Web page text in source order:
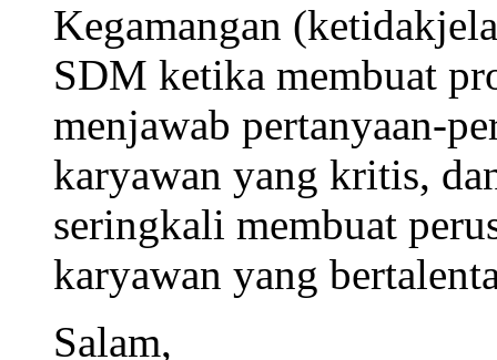
Kegamangan
SDM ketika membuat
menjawab pertanyaan-
karyawan yang kritis,
seringkali membuat
karyawan yang
Salam,